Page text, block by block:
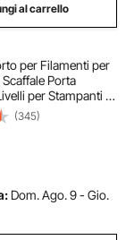
al carrello
per Filamenti per
Porta
per Stampanti in
Porta Bobine
Home Studio,
Nero
(345)
Dom. Ago. 9 - Gio.